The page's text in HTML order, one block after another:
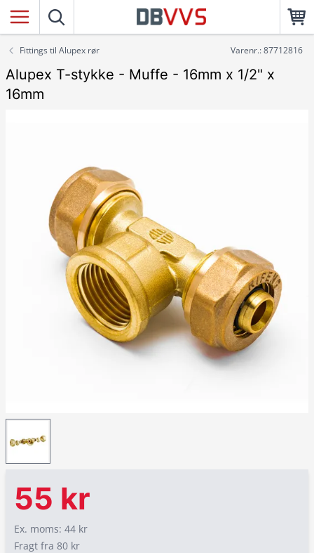
Fittings til Alupex rør Varenr.: 87712816
Alupex T-stykke - Muffe - 16mm x 1/2" x
16mm
55 kr
Ex. moms: 44 kr
Fragt fra 80 kr